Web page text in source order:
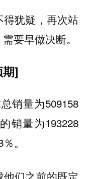
犹疑，再次站
要早做决断。
]
销量为509158
销量为193228
。